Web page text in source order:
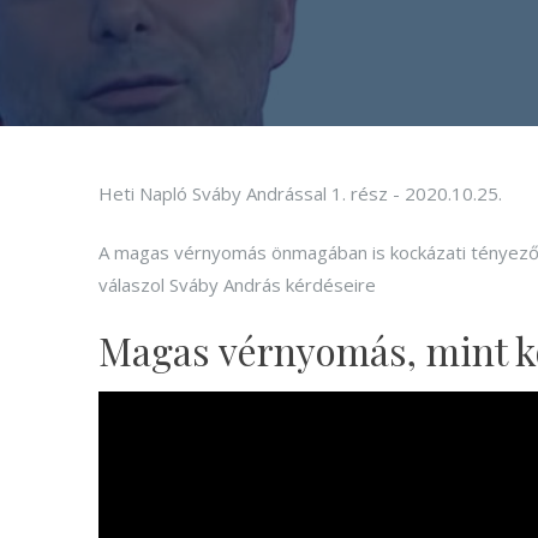
Heti Napló Sváby Andrással 1. rész - 2020.10.25.
A magas vérnyomás önmagában is kockázati
válaszol Sváby András kérdéseire
Magas vérnyomás, mint